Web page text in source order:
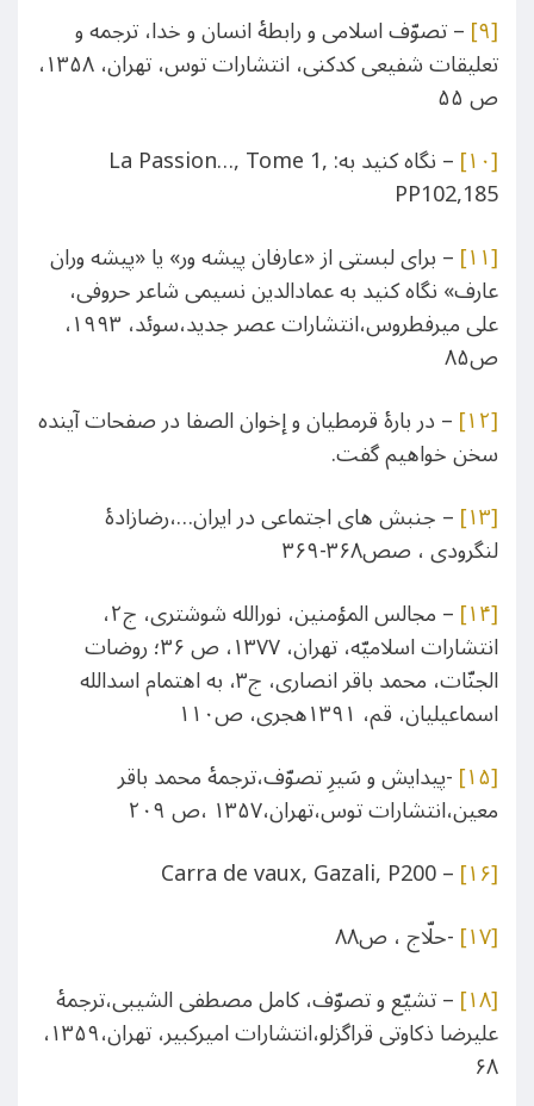
[۹]
– تصوّف اسلامی و رابطۀ انسان و خدا، ترجمه و
تعلیقات شفیعی کدکنی، انتشارات توس، تهران، ۱۳۵۸،
ص ۵۵
[۱۰]
– نگاه کنید به: La Passion…, Tome 1,
PP102,185
[۱۱]
– برای لبستی از «عارفان پیشه ور» یا «پیشه وران
عارف» نگاه کنید به عمادالدین نسیمی شاعر حروفی،
علی میرفطروس،انتشارات عصر جدید،سوئد، ۱۹۹۳،
ص۸۵
[۱۲]
– در بارۀ قرمطیان و إخوان الصفا در صفحات آینده
سخن خواهیم گفت.
[۱۳]
– جنبش های اجتماعی در ایران…،رضازادۀ
لنگرودی ، صص۳۶۸-۳۶۹
[۱۴]
– مجالس المؤمنین، نورالله شوشتری، ج۲،
انتشارات اسلامیّه، تهران، ۱۳۷۷، ص ۳۶؛ روضات
الجنّات، محمد باقر انصاری، ج۳، به اهتمام اسدالله
اسماعیلیان، قم، ۱۳۹۱هجری، ص۱۱۰
[۱۵]
-پیدایش و سَیرِ تصوّف،ترجمۀ محمد باقر
معین،انتشارات توس،تهران،۱۳۵۷ ،ص ۲۰۹
[۱۶]
– Carra de vaux, Gazali, P200
[۱۷]
-حلّاج ، ص۸۸
[۱۸]
– تشیّع و تصوّف، کامل مصطفی الشیبی،ترجمۀ
علیرضا ذکاوتی قراگزلو،انتشارات امیرکبیر، تهران،۱۳۵۹،
۶۸